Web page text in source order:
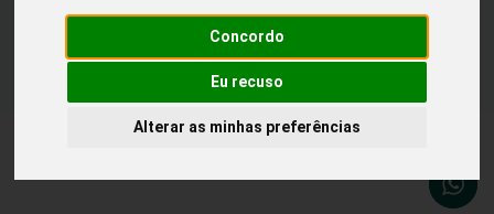
Concordo
Eu recuso
Alterar as minhas preferências
@2022 Incomedicura. Todos os direitos
reservados.